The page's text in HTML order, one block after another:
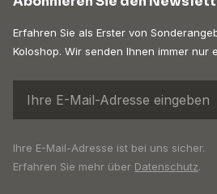
Erfahren Sie als Erster von
Koloshop. Wir senden Ihnen immer nur
Ihre E-Mail-Adresse ist bei uns sicher.
Erfahren Sie mehr über Datenschutz.